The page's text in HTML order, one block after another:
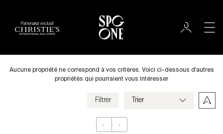
Partenariat exclusif
Aucune propriété ne correspond à vos critères. Voici ci-dessous d'autres
propriétés qui pourraient vous intéresser
Filtrer
‹ ›